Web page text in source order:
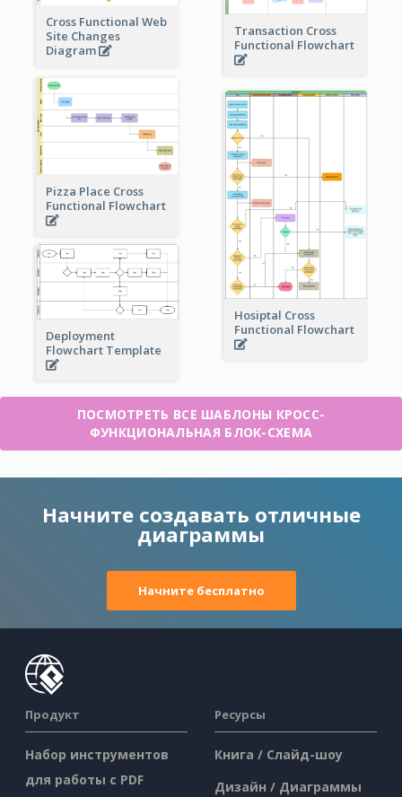
Cross Functional Web
Site Changes
Diagram
Transaction Cross
Functional Flowchart
Pizza Place Cross
Functional Flowchart
Hosiptal Cross
Functional Flowchart
Deployment
Flowchart Template
ПОСМОТРЕТЬ ВСЕ ШАБЛОНЫ КРОСС-
ФУНКЦИОНАЛЬНАЯ БЛОК-СХЕМА
Начните создавать отличные
диаграммы
Начните бесплатно
Продукт
Набор инструментов
для работы с PDF
Ресурсы
Книга / Слайд-шоу
Дизайн / Диаграммы